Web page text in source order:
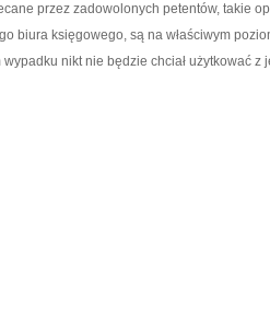
przez zadowolonych petentów, takie
biura księgowego, są na właściwym
nikt nie będzie chciał użytkować z